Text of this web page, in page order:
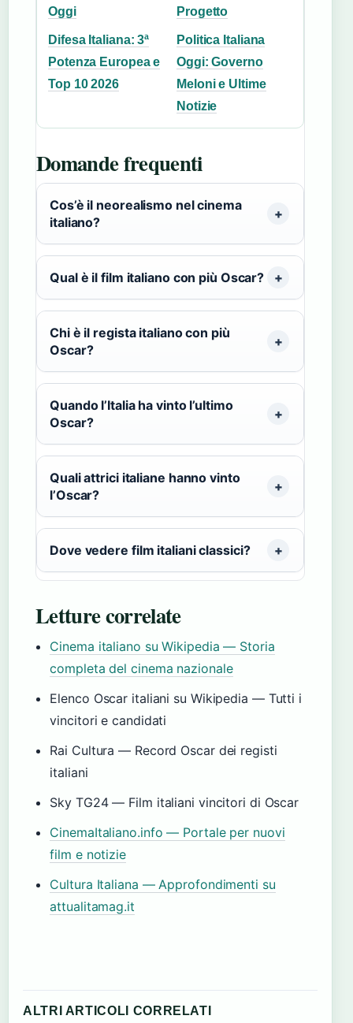
Oggi
Progetto
Difesa Italiana: 3ª
Potenza Europea e
Top 10 2026
Politica Italiana
Oggi: Governo
Meloni e Ultime
Notizie
Domande frequenti
Cos’è il neorealismo nel cinema
italiano?
Qual è il film italiano con più Oscar?
Chi è il regista italiano con più
Oscar?
Quando l’Italia ha vinto l’ultimo
Oscar?
Quali attrici italiane hanno vinto
l’Oscar?
Dove vedere film italiani classici?
Letture correlate
Cinema italiano su Wikipedia — Storia
completa del cinema nazionale
Elenco Oscar italiani su Wikipedia — Tutti i
vincitori e candidati
Rai Cultura — Record Oscar dei registi
italiani
Sky TG24 — Film italiani vincitori di Oscar
CinemaItaliano.info — Portale per nuovi
film e notizie
Cultura Italiana — Approfondimenti su
attualitamag.it
ALTRI ARTICOLI CORRELATI